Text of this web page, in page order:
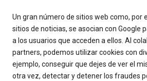
Un gran número de sitios web como, por
sitios de noticias, se asocian con Google
a los usuarios que acceden a ellos. Al
partners, podemos utilizar cookies con
ejemplo, conseguir que dejes de ver el
otra vez, detectar y detener los fraudes